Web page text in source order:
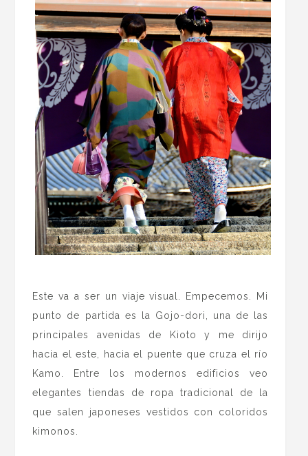
Este va a ser un viaje visual. Empecemos. Mi
punto de partida es la Gojo-dori, una de las
principales avenidas de Kioto y me dirijo
hacia el este, hacia el puente que cruza el río
Kamo. Entre los modernos edificios veo
elegantes tiendas de ropa tradicional de la
que salen japoneses vestidos con coloridos
kimonos.